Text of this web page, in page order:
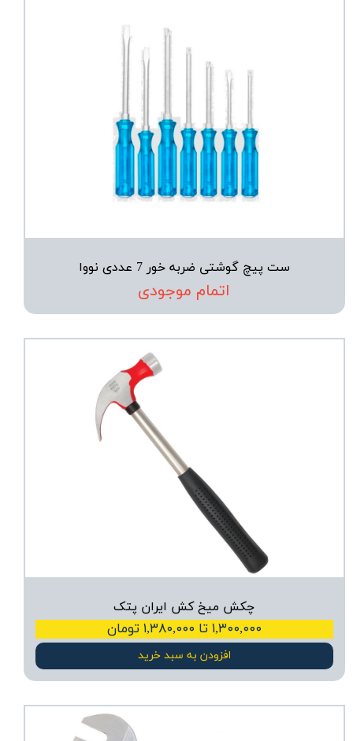
ست پیچ گوشتی ضربه خور 7 عددی نووا
اتمام موجودی
چکش میخ کش ایران پتک
۱,۳۰۰,۰۰۰ تا ۱,۳۸۰,۰۰۰ تومان
افزودن به سبد خرید